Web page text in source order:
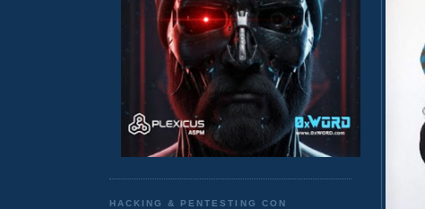
HACKING & PENTESTING CON